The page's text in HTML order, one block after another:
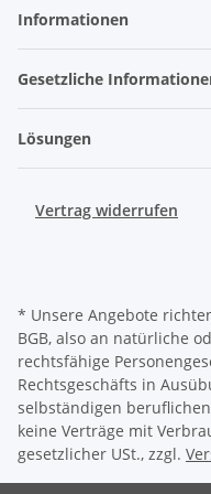
Informationen
Gesetzliche
Lösungen
Vertrag widerrufen
* Unsere Angebote
BGB, also an natürliche
rechtsfähige
Rechtsgeschäfts in
selbständigen
keine Verträge mit
gesetzlicher USt., zzgl.